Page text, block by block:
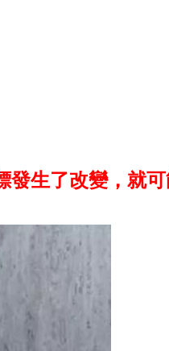
生了改變，就